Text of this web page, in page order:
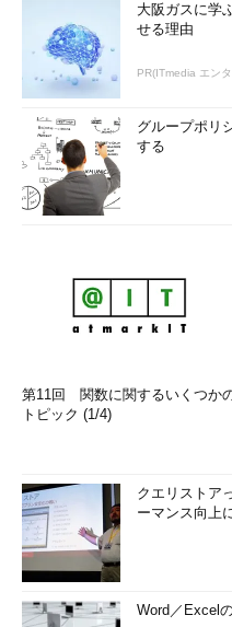
大阪ガスに学
せる理由
PR(ITmedia エン
グループポリ
する
第11回 関数に関するいくつか
トピック (1/4)
クエリストア
ーマンス向上
Word／Excel